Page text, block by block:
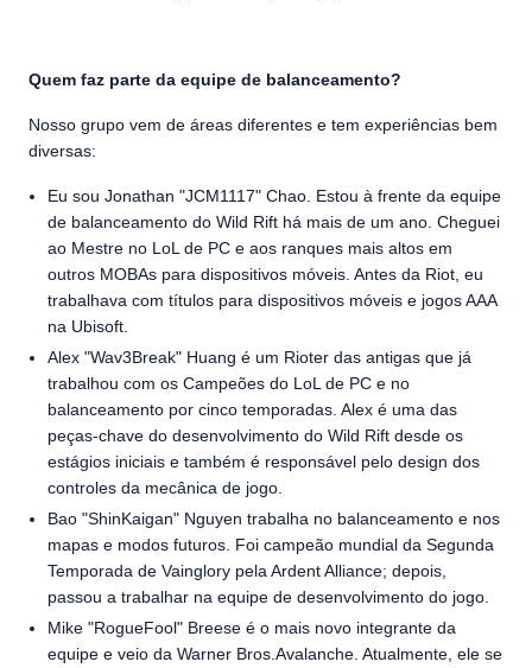
Quem faz parte da equipe de balanceamento?
Nosso grupo vem de áreas diferentes e tem experiências bem
diversas:
Eu sou Jonathan "JCM1117" Chao. Estou à frente da equipe
de balanceamento do Wild Rift há mais de um ano. Cheguei
ao Mestre no LoL de PC e aos ranques mais altos em
outros MOBAs para dispositivos móveis. Antes da Riot, eu
trabalhava com títulos para dispositivos móveis e jogos AAA
na Ubisoft.
Alex "Wav3Break" Huang é um Rioter das antigas que já
trabalhou com os Campeões do LoL de PC e no
balanceamento por cinco temporadas. Alex é uma das
peças-chave do desenvolvimento do Wild Rift desde os
estágios iniciais e também é responsável pelo design dos
controles da mecânica de jogo.
Bao "ShinKaigan" Nguyen trabalha no balanceamento e nos
mapas e modos futuros. Foi campeão mundial da Segunda
Temporada de Vainglory pela Ardent Alliance; depois,
passou a trabalhar na equipe de desenvolvimento do jogo.
Mike "RogueFool" Breese é o mais novo integrante da
equipe e veio da Warner Bros.Avalanche. Atualmente, ele se